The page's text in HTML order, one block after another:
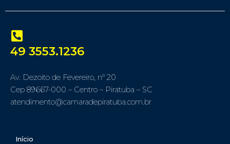
49 3553.1236
Av. Dezoito de Fevereiro, nº 20
Cep 89667-000 – Centro – Piratuba – SC
atendimento@camaradepiratuba.com.br
Início